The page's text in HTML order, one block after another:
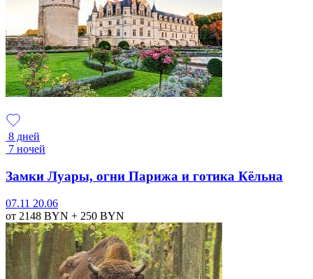
8 дней
7 ночей
Замки Луары, огни Парижа и готика Кёльна
07.11 20.06
от 2148 BYN + 250 BYN